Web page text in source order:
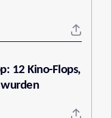
12 Kino-Flops,